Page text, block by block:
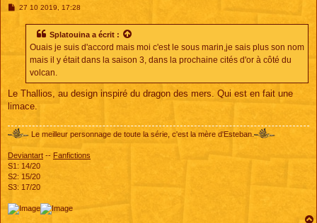
M27 10 2019, 17:28
Splatouina a écrit :
Ouais je suis d'accord mais moi c'est le sous marin,je sais plus son nom
mais il y était dans la saison 3, dans la prochaine cités d'or à côté du
volcan.
Le Thallios, au design inspiré du dragon des mers. Qui est en fait une
limace.
Le meilleur personnage de toute la série, c'est la mère d'Esteban.
Deviantart -- Fanfictions
S1: 14/20
S2: 15/20
S3: 17/20